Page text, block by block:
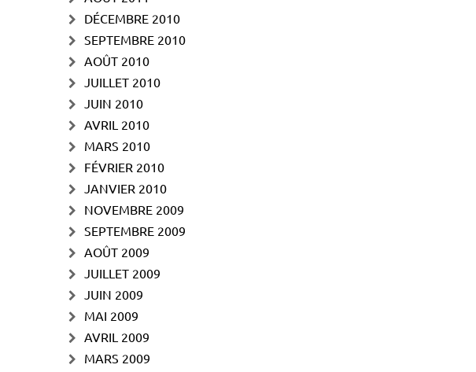
DÉCEMBRE 2010
SEPTEMBRE 2010
AOÛT 2010
JUILLET 2010
JUIN 2010
AVRIL 2010
MARS 2010
FÉVRIER 2010
JANVIER 2010
NOVEMBRE 2009
SEPTEMBRE 2009
AOÛT 2009
JUILLET 2009
JUIN 2009
MAI 2009
AVRIL 2009
MARS 2009